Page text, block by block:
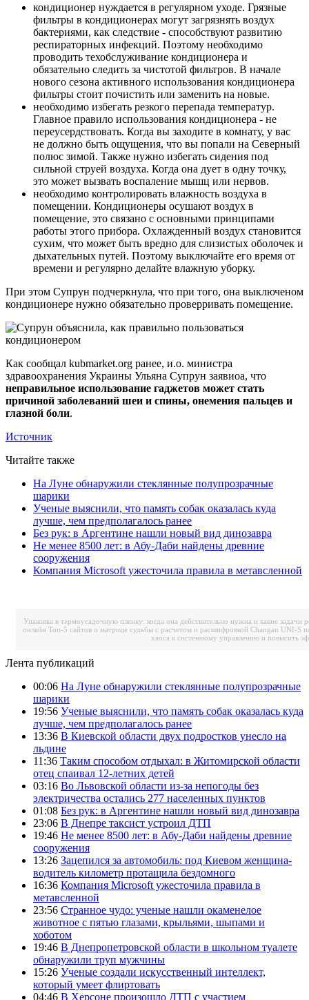
кондиционер нуждается в регулярном уходе. Грязные
фильтры в кондиционерах могут загрязнять воздух
бактериями, как следствие - способствуют развитию
респираторных инфекций. Поэтому необходимо
проводить техобслуживание кондиционера и
обязательно следить за чистотой фильтров. В начале
нового сезона активного использования кондиционера
фильтры стоит почистить или заменить на новые.
необходимо избегать резкого перепада температур.
Главное правило использования кондиционера - не
переусердствовать. Когда вы заходите в комнату, у вас
не должно быть ощущения, что вы попали на Северный
полюс зимой. Также нужно избегать сидения под
сильной струей воздуха. Когда она дует в одну точку,
это может вызвать воспаление мышц или нервов.
необходимо контролировать влажность воздуха в
помещении. Кондиционеры осушают воздух в
помещение, это связано с основными принципами
работы этого прибора. Охлажденный воздух становится
сухим, что может быть вредно для слизистых оболочек и
дыхательных путей. Поэтому выключайте его время от
времени и регулярно делайте влажную уборку.
При этом Супрун подчеркнула, что при того, она выключеном
кондиционере нужно обязательно проверривать помещение.
Как сообщал kubmarket.org ранее, и.о. министра
здравоохранения Украины Ульяна Супрун заявиоа, что
неправильное использование гаджетов может стать
причиной заболеваний шеи и спины, онемения пальцев и
глазной боли.
Источник
Читайте также
На Луне обнаружили стеклянные полупрозрачные
шарики
Ученые выяснили, что память собак оказалась куда
лучше, чем предполагалось ранее
Без рук: в Аргентине нашли новый вид динозавра
Не менее 8500 лет: в Абу-Даби найдены древние
сооружения
Компания Microsoft ужесточила правила в метавсленной
Упаковка в термоусадочную пленку: когда она действительно нужна и какие задачи
онлайн Топ-5 сайтов о матрице судьбы с расчетом и расшифровкой Changan UNI-S
хаоса к системному управлению и повысить
Лента публикаций
00:06 На Луне обнаружили стеклянные полупрозрачные
шарики
19:56 Ученые выяснили, что память собак оказалась куда
лучше, чем предполагалось ранее
13:36 В Киевской области двух подростков унесло на
льдине
11:36 Таким способом отдыхал: в Житомирской области
отец спаивал 12-летних детей
03:16 Во Львовской области из-за непогоды без
электричества остались 277 населенных пунктов
01:08 Без рук: в Аргентине нашли новый вид динозавра
23:06 В Днепре таксист устроил ДТП
19:46 Не менее 8500 лет: в Абу-Даби найдены древние
сооружения
13:26 Зацепился за автомобиль: под Киевом женщина-
водитель километр протащила бездомного
16:36 Компания Microsoft ужесточила правила в
метавсленной
23:56 Странное чудо: ученые нашли окаменелое
животное с пятью глазами, крыльями, шыпами и
хоботом
19:46 В Днепропетровской области в школьном туалете
обнаружили труп мужчины
15:26 Ученые создали искусственный интеллект,
который умеет флиртовать
04:46 В Херсоне произошло ДТП с участием